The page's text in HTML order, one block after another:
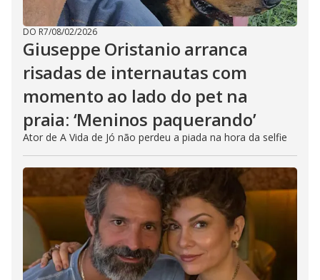
DO R7/08/02/2026
Giuseppe Oristanio arranca
risadas de internautas com
momento ao lado do pet na
praia: ‘Meninos paquerando’
Ator de A Vida de Jó não perdeu a piada na hora da selfie